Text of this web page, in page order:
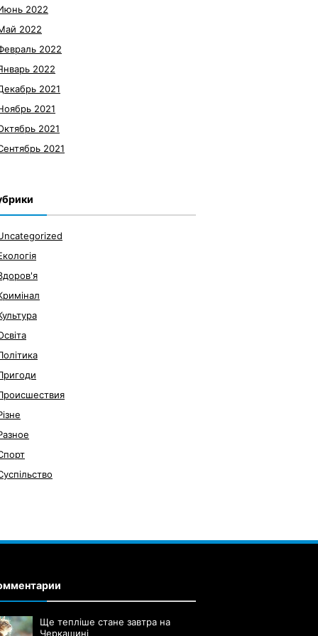
2022
2022
2022
2022
2021
2021
2021
2021
Ще тепліше стане завтра на
Черкащині